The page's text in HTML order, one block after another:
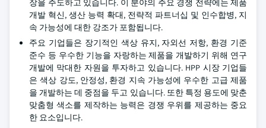
장을 주도하고 있습니다. 이 분야의 주요 경쟁 전략에는 제품
개발 혁신, 생산 능력 확대, 전략적 파트너십 및 인수합병, 지
속 가능성에 대한 강조가 포함됩니다.
주요 기업들은 장기적인 색상 유지, 자외선 저항, 환경 기준
준수 등 우수한 기능을 자랑하는 제품을 개발하기 위해 연구
개발에 막대한 자원을 투자하고 있습니다. HPP 시장 기업들
은 색상 강도, 안정성, 환경 지속 가능성에 우수한 고급 제품
을 개발하는 데 중점을 두고 있습니다. 또한 특정 용도에 맞춘
맞춤형 색소를 제작하는 능력은 경쟁 우위를 제공하는 중요
한 요소입니다.